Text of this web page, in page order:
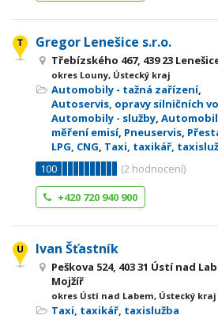
Gregor Lenešice s.r.o.
Třebízského 467, 439 23
okres Louny, Ústecký kraj
Automobily - tažná zařízení,
Autoservis, opravy silničních
Automobily - služby,
měření emisí, Pneuservis,
LPG, CNG, Taxi, taxikář,
100
(2 hodnocení)
+420 720 940 900
Ivan Šťastník
Peškova 524, 403 31 Ústí nad
Mojžíř
okres Ústí nad Labem, Ústecký kraj
Taxi, taxikář, taxislužba